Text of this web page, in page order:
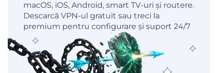
macOS, iOS, Android, smart TV-uri și routere.
Descarcă VPN-ul gratuit sau treci la
premium pentru configurare și suport 24/7